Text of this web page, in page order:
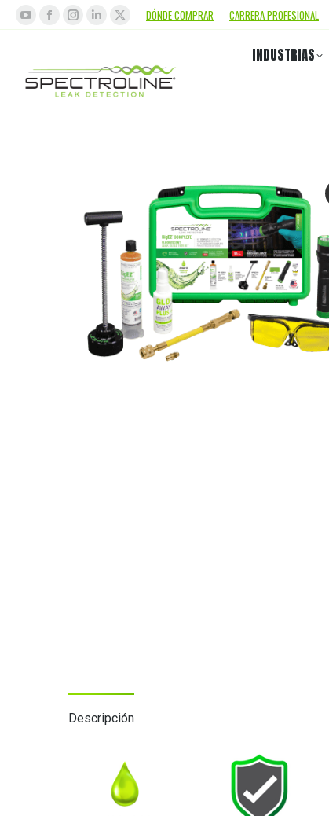
DÓNDE COMPRAR CARRERA PROFESIONAL
INDUSTRIAS
Descripción